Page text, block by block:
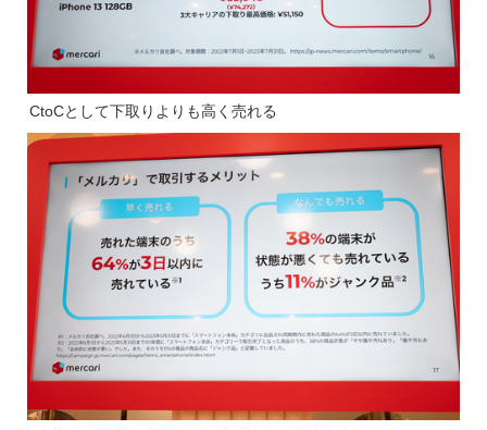
CtoCとして下取りよりも高く売れる